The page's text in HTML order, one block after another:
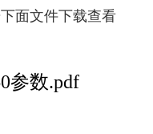
面文件下载查看
参数.pdf